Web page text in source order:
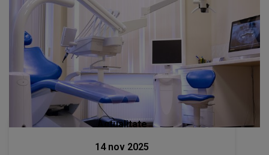
Actualitate
14 nov 2025